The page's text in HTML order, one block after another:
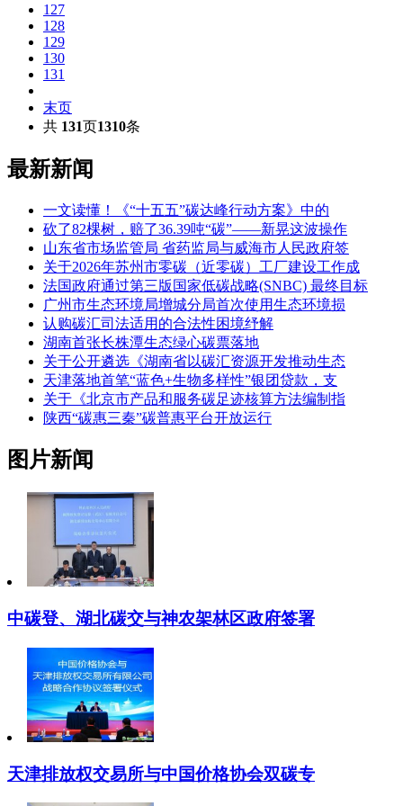
127
128
129
130
131
末页
共 131页1310条
最新新闻
一文读懂！《“十五五”碳达峰行动方案》中的
砍了82棵树，赔了36.39吨“碳”——新晃这波操作
山东省市场监管局 省药监局与威海市人民政府签
关于2026年苏州市零碳（近零碳）工厂建设工作成
法国政府通过第三版国家低碳战略(SNBC) 最终目标
广州市生态环境局增城分局首次使用生态环境损
认购碳汇司法适用的合法性困境纾解
湖南首张长株潭生态绿心碳票落地
关于公开遴选《湖南省以碳汇资源开发推动生态
天津落地首笔“蓝色+生物多样性”银团贷款，支
关于《北京市产品和服务碳足迹核算方法编制指
陕西“碳惠三秦”碳普惠平台开放运行
图片新闻
中碳登、湖北碳交与神农架林区政府签署
天津排放权交易所与中国价格协会双碳专